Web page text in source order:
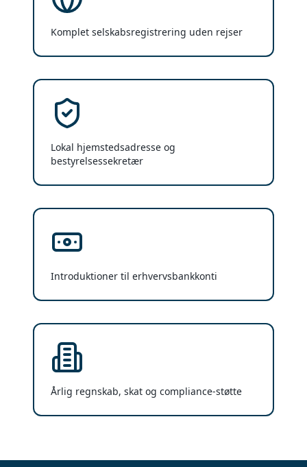
Komplet selskabsregistrering uden rejser
Lokal hjemstedsadresse og
bestyrelsessekretær
Introduktioner til erhvervsbankkonti
Årlig regnskab, skat og compliance-støtte